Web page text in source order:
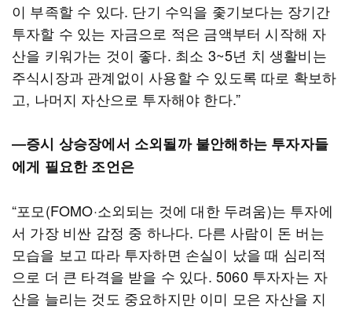
이 부족할 수 있다. 단기 수익을 좇기보다는 장기간
투자할 수 있는 자금으로 적은 금액부터 시작해 자
산을 키워가는 것이 좋다. 최소 3~5년 치 생활비는
주식시장과 관계없이 사용할 수 있도록 따로 확보하
고, 나머지 자산으로 투자해야 한다.”
―증시 상승장에서 소외될까 불안해하는 투자자들
에게 필요한 조언은
“포모(FOMO·소외되는 것에 대한 두려움)는 투자에
서 가장 비싼 감정 중 하나다. 다른 사람이 돈 버는
모습을 보고 따라 투자하면 손실이 났을 때 심리적
으로 더 큰 타격을 받을 수 있다. 5060 투자자는 자
산을 늘리는 것도 중요하지만 이미 모은 자산을 지